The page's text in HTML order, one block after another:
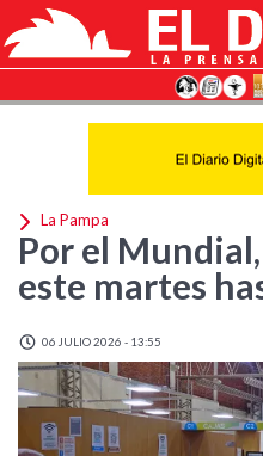
La Pampa
Por el
este martes
06 JULIO 2026 - 13:55